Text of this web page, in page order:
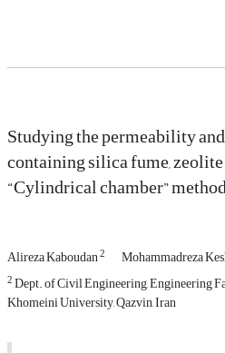
Studying the permeability
containing silica fume,
“Cylindrical chamber”
Alireza Kaboudan2 Mohammadreza
2Dept. of Civil Engineering, Engineering
Khomeini University, Qazvin, Iran